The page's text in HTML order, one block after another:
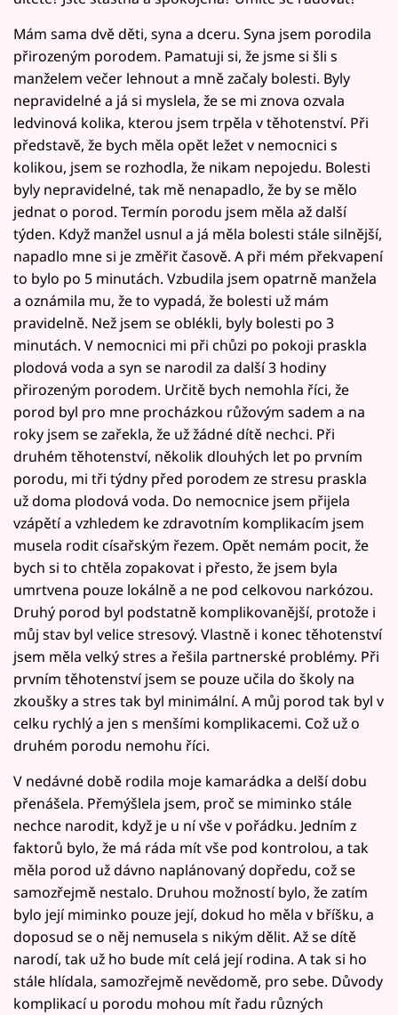
Mám sama dvě děti, syna a dceru. Syna jsem porodila
přirozeným porodem. Pamatuji si, že jsme si šli s
manželem večer lehnout a mně začaly bolesti. Byly
nepravidelné a já si myslela, že se mi znova ozvala
ledvinová kolika, kterou jsem trpěla v těhotenství. Při
představě, že bych měla opět ležet v nemocnici s
kolikou, jsem se rozhodla, že nikam nepojedu. Bolesti
byly nepravidelné, tak mě nenapadlo, že by se mělo
jednat o porod. Termín porodu jsem měla až další
týden. Když manžel usnul a já měla bolesti stále silnější,
napadlo mne si je změřit časově. A při mém překvapení
to bylo po 5 minutách. Vzbudila jsem opatrně manžela
a oznámila mu, že to vypadá, že bolesti už mám
pravidelně. Než jsem se oblékli, byly bolesti po 3
minutách. V nemocnici mi při chůzi po pokoji praskla
plodová voda a syn se narodil za další 3 hodiny
přirozeným porodem. Určitě bych nemohla říci, že
porod byl pro mne procházkou růžovým sadem a na
roky jsem se zařekla, že už žádné dítě nechci. Při
druhém těhotenství, několik dlouhých let po prvním
porodu, mi tři týdny před porodem ze stresu praskla
už doma plodová voda. Do nemocnice jsem přijela
vzápětí a vzhledem ke zdravotním komplikacím jsem
musela rodit císařským řezem. Opět nemám pocit, že
bych si to chtěla zopakovat i přesto, že jsem byla
umrtvena pouze lokálně a ne pod celkovou narkózou.
Druhý porod byl podstatně komplikovanější, protože i
můj stav byl velice stresový. Vlastně i konec těhotenství
jsem měla velký stres a řešila partnerské problémy. Při
prvním těhotenství jsem se pouze učila do školy na
zkoušky a stres tak byl minimální. A můj porod tak byl v
celku rychlý a jen s menšími komplikacemi. Což už o
druhém porodu nemohu říci.
V nedávné době rodila moje kamarádka a delší dobu
přenášela. Přemýšlela jsem, proč se miminko stále
nechce narodit, když je u ní vše v pořádku. Jedním z
faktorů bylo, že má ráda mít vše pod kontrolou, a tak
měla porod už dávno naplánovaný dopředu, což se
samozřejmě nestalo. Druhou možností bylo, že zatím
bylo její miminko pouze její, dokud ho měla v bříšku, a
doposud se o něj nemusela s nikým dělit. Až se dítě
narodí, tak už ho bude mít celá její rodina. A tak si ho
stále hlídala, samozřejmě nevědomě, pro sebe. Důvody
komplikací u porodu mohou mít řadu různých